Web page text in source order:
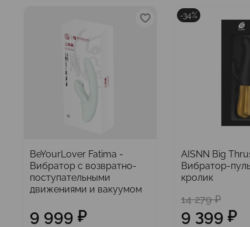
BeYourLover Fatima -
Вибратор с возвратно-
поступательными
движениями и вакуумом
9 999 ₽
-34%
AISNN Big
Вибратор-
кролик
14 279 ₽
9 399 ₽